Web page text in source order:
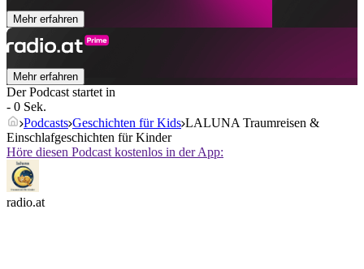
Mehr erfahren
Mehr erfahren
Der Podcast startet in
- 0 Sek.
Podcasts Geschichten für Kids LALUNA Traumreisen &
Einschlafgeschichten für Kinder
Höre diesen Podcast kostenlos in der App:
radio.at